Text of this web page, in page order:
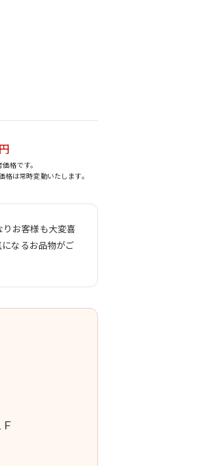
円
格です。
は常時変動いたします。
りお客様も大変喜
なるお品物がご